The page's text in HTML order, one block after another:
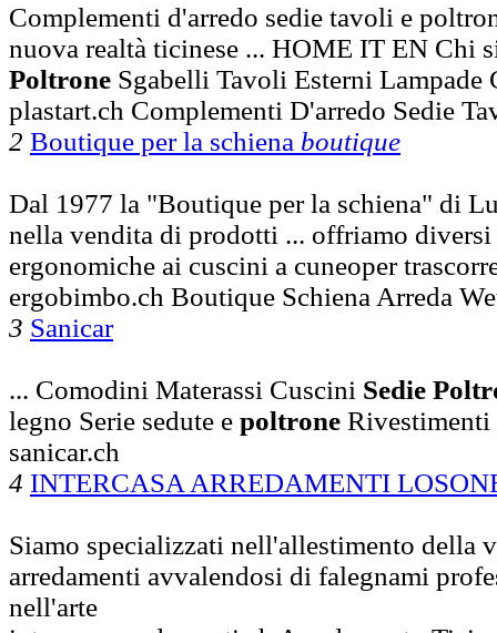
Complementi d'arredo sedie tavoli e
nuova realtà ticinese ... HOME IT EN Chi
Poltrone Sgabelli Tavoli Esterni Lampade
plastart.ch Complementi D'arredo Sedie
2 Boutique per la schiena boutique
Dal 1977 la "Boutique per la schiena" di
nella vendita di prodotti ... offriamo
ergonomiche ai cuscini a cuneoper
ergobimbo.ch Boutique Schiena Arreda
3 Sanicar
... Comodini Materassi Cuscini Sedie
legno Serie sedute e poltrone Rivestimenti
sanicar.ch
4 INTERCASA ARREDAMENTI
Siamo specializzati nell'allestimento della
arredamenti avvalendosi di falegnami
nell'arte